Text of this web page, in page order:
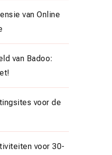
van Online
van Badoo:
voor de
voor 30-